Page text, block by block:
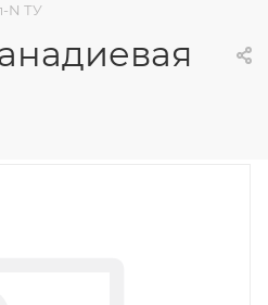
N ТУ